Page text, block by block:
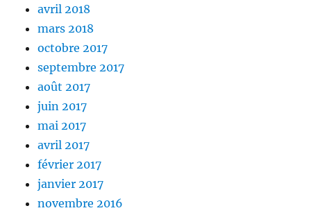
avril 2018
mars 2018
octobre 2017
septembre 2017
août 2017
juin 2017
mai 2017
avril 2017
février 2017
janvier 2017
novembre 2016